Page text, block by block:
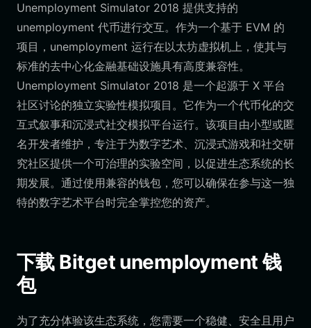
Unemployment Simulator 2018 提供支持的
unemployment 代币进行交互。作为一个基于 EVM 的
项目，unemployment 运行在以太坊虚拟机上，使其与
标准的去中心化金融基础设施具有高度兼容性。
Unemployment Simulator 2018 是一个起源于 X 平台
社区讨论的独立实验性模拟项目。它作为一个代币化的交
互式叙事和沉浸式社交模拟平台运行。该项目由小型或匿
名开发者维护，专注于为数字艺术、沉浸式游戏和社交研
究社区提供一个可治理的实验空间，以促进生态系统的长
期发展。通过使用兼容的钱包，您可以确保在参与这一独
特的数字艺术平台时完全掌控您的资产。
下载 Bitget unemployment 钱
包
为了充分体验该生态系统，您需要一个稳健、安全且用户